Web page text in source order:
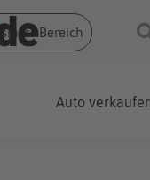
Bereich
Auto